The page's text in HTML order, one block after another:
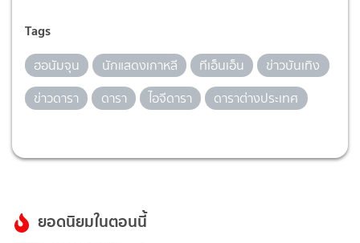
Tags
ฮอนัมจุน นักแสดงเกาหลี ทีเอ็นเอ็น
ข่าวบันเทิง
ข่าวดารา
ดารา ไอจีดารา ดาราต่างประเทศ
ยอดนิยมในตอนนี้